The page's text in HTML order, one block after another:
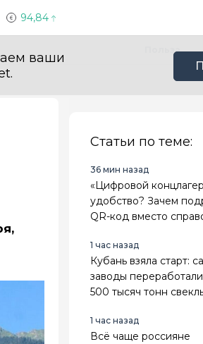
94,84
ваши
Польза
Статьи по теме:
36 мин назад
«Цифровой
удобство? Зачем
QR-код вместо
1 час назад
Кубань взяла старт:
заводы
500 тысяч тонн
1 час назад
Всё чаще россияне